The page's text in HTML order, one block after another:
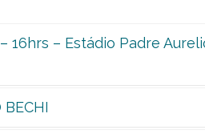
16hrs – Estádio Padre
BECHI